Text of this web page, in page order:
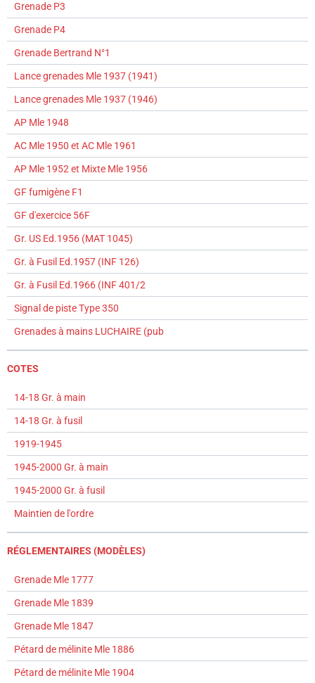
Grenade P3
Grenade P4
Grenade Bertrand N°1
Lance grenades Mle 1937 (1941)
Lance grenades Mle 1937 (1946)
AP Mle 1948
AC Mle 1950 et AC Mle 1961
AP Mle 1952 et Mixte Mle 1956
GF fumigène F1
GF d'exercice 56F
Gr. US Ed.1956 (MAT 1045)
Gr. à Fusil Ed.1957 (INF 126)
Gr. à Fusil Ed.1966 (INF 401/2
Signal de piste Type 350
Grenades à mains LUCHAIRE (pub
COTES
14-18 Gr. à main
14-18 Gr. à fusil
1919-1945
1945-2000 Gr. à main
1945-2000 Gr. à fusil
Maintien de l'ordre
RÉGLEMENTAIRES (MODÈLES)
Grenade Mle 1777
Grenade Mle 1839
Grenade Mle 1847
Pétard de mélinite Mle 1886
Pétard de mélinite Mle 1904